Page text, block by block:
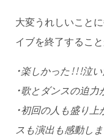
大変うれしいこと
イブを終了するこ
・楽しかった！！！泣
・歌とダンスの迫力
・初回の人も盛り
スも演出も感動しま